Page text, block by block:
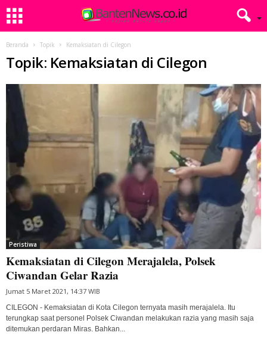
Beranda Topik Kemaksiatan di Cilegon
Topik: Kemaksiatan di Cilegon
Peristiwa
Kemaksiatan di Cilegon Merajalela, Polsek
Ciwandan Gelar Razia
Jumat 5 Maret 2021, 14:37 WIB
CILEGON - Kemaksiatan di Kota Cilegon ternyata masih merajalela. Itu
terungkap saat personel Polsek Ciwandan melakukan razia yang masih saja
ditemukan perdaran Miras. Bahkan...